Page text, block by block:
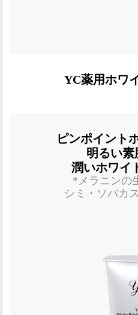
YC薬用ホワ
ピンポイント
明るい素
潤いホワイ
*メラニンの
シミ・ソバカ